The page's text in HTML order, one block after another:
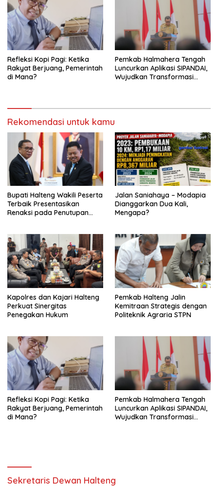
Refleksi Kopi Pagi: Ketika
Rakyat Berjuang, Pemerintah
di Mana?
Pemkab Halmahera Tengah
Luncurkan Aplikasi SIPANDAI,
Wujudkan Transformasi
Rekomendasi untuk kamu
Bupati Halteng Wakili Peserta
Terbaik Presentasikan
Renaksi pada Penutupan
Jalan Saniahaya – Modapia
Dianggarkan Dua Kali,
Mengapa?
Kapolres dan Kajari Halteng
Perkuat Sinergitas
Penegakan Hukum
Pemkab Halteng Jalin
Kemitraan Strategis dengan
Politeknik Agraria STPN
Refleksi Kopi Pagi: Ketika
Rakyat Berjuang, Pemerintah
di Mana?
Pemkab Halmahera Tengah
Luncurkan Aplikasi SIPANDAI,
Wujudkan Transformasi
Sekretaris Dewan Halteng